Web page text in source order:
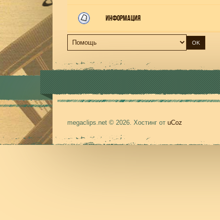
Информация
megaclips.net © 2026. Хостинг от uCoz